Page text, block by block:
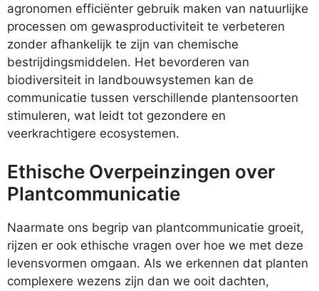
agronomen efficiënter gebruik maken van natuurlijke
processen om gewasproductiviteit te verbeteren
zonder afhankelijk te zijn van chemische
bestrijdingsmiddelen. Het bevorderen van
biodiversiteit in landbouwsystemen kan de
communicatie tussen verschillende plantensoorten
stimuleren, wat leidt tot gezondere en
veerkrachtigere ecosystemen.
Ethische Overpeinzingen over
Plantcommunicatie
Naarmate ons begrip van plantcommunicatie groeit,
rijzen er ook ethische vragen over hoe we met deze
levensvormen omgaan. Als we erkennen dat planten
complexere wezens zijn dan we ooit dachten,